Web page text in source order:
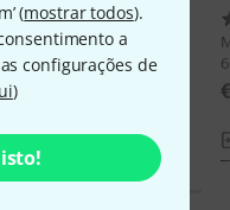
(mostrar todos).
a
configurações de
)
3
Monochord 106cm
Comparar